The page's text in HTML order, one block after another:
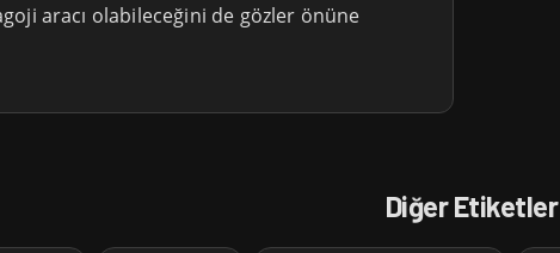
aracı olabileceğini de gözler önüne
Diğer Etiketler